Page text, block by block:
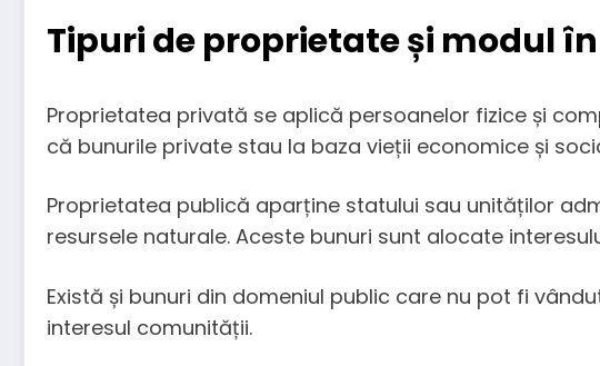
Tipuri de proprietate și modul
Proprietatea privată se aplică persoanelor fizice și
că bunurile private stau la baza vieții economice și
Proprietatea publică aparține statului sau unităților
resursele naturale. Aceste bunuri sunt alocate
Există și bunuri din domeniul public care nu pot fi
interesul comunității.